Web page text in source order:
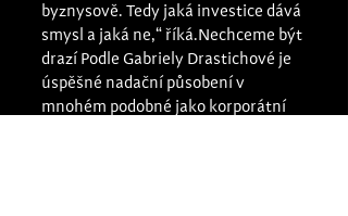
byznysově. Tedy jaká investice dává
smysl a jaká ne,“ říká.Nechceme být
drazí Podle Gabriely Drastichové je
úspěšné nadační působení v
mnohém podobné jako korporátní